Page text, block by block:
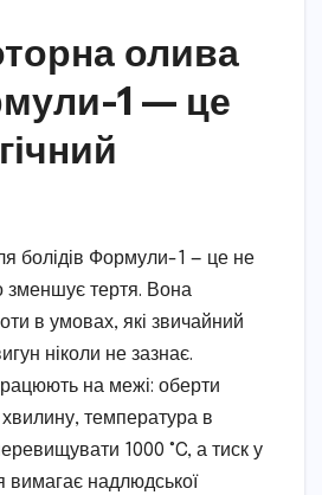
олива
1 — це
болідів Формули-1 — це не
зменшує тертя. Вона
в умовах, які звичайний
ніколи не зазнає.
на межі: оберти
температура в
1000 °C, а тиск у
вимагає надлюдської